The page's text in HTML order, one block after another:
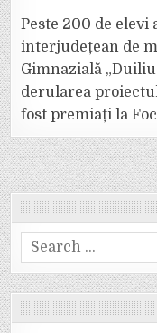
Peste 200 de
interjudețean de
Gimnazială
derularea
fost premiați la
Search
for: